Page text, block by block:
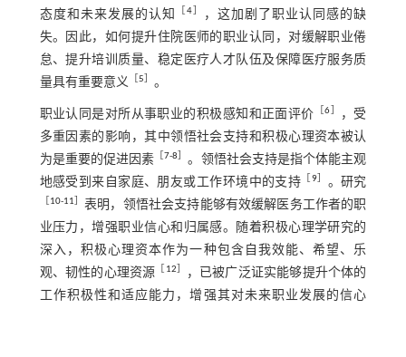
态度和未来发展的认知
4］
，这加剧了职业认同感的缺
失。因此，如何提升住院医师的职业认同，对缓解职业倦
怠、提升培训质量、稳定医疗人才队伍及保障医疗服务质
量具有重要意义
5 。
职业认同是对所从事职业的积极感知和正面评价 ［6
，受
多重因素的影响，其中领悟社会支持和积极心理资本被认
为是重要的促进因素 ［7-8
。领悟社会支持是指个体能主观
地感受到来自家庭、朋友或工作环境中的支持
9］ 。研究
10-11
表明，领悟社会支持能够有效缓解医务工作者的职
业压力，增强职业信心和归属感。随着积极心理学研究的
深入，积极心理资本作为一种包含自我效能、希望、乐
观、韧性的心理资源
12
，已被广泛证实能够提升个体的
工作积极性和适应能力，增强其对未来职业发展的信心